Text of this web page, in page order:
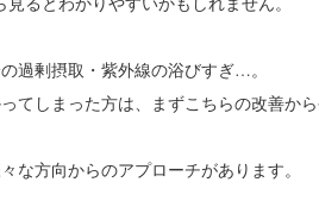
過剰摂取・紫外線の浴びすぎ…。
てしまった方は、まずこちらの改善か
な方向からのアプローチがあります。